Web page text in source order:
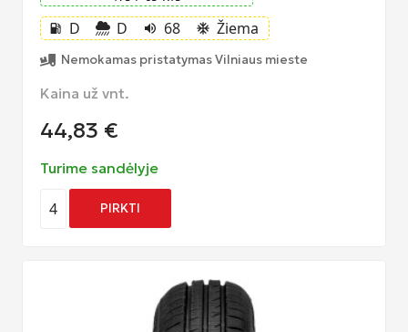
local_gas_station D D volume_up 68 ac_unit Žiema
Nemokamas pristatymas Vilniaus mieste
Kaina už vnt.
44,83 €
Turime sandėlyje
4 PIRKTI